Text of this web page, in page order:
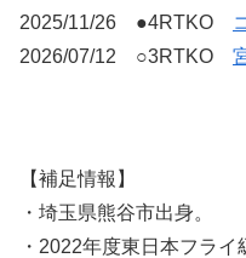
2025/11/26 ●4RTKO
2026/07/12 ○3RTKO
【補足情報】
・埼玉県熊谷市出身。
・2022年度東日本フラ